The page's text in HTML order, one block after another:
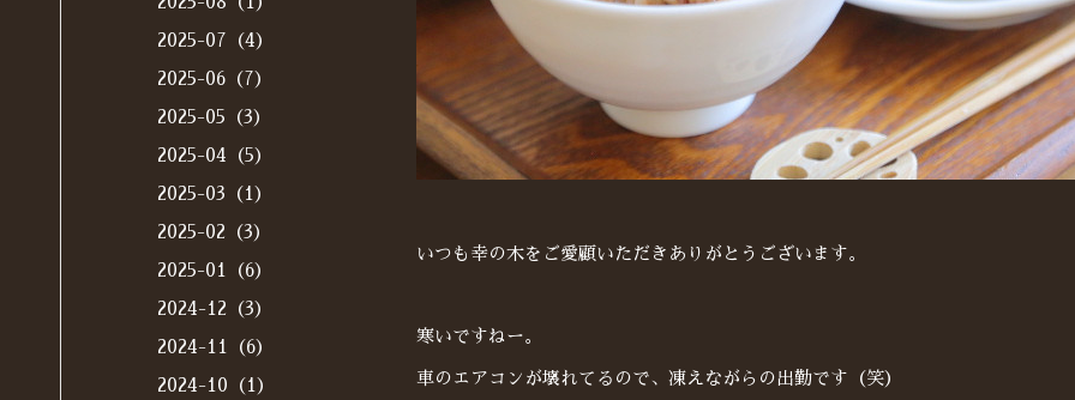
いつも幸の木をご愛顧いただきありがとうございます。
寒いですねー。
車のエアコンが壊れてるので、凍えながらの出勤です（笑）
2025-07（4）
2025-06（7）
2025-05（3）
2025-04（5）
2025-03（1）
2025-02（3）
2025-01（6）
2024-12（3）
2024-11（6）
2024-10（1）